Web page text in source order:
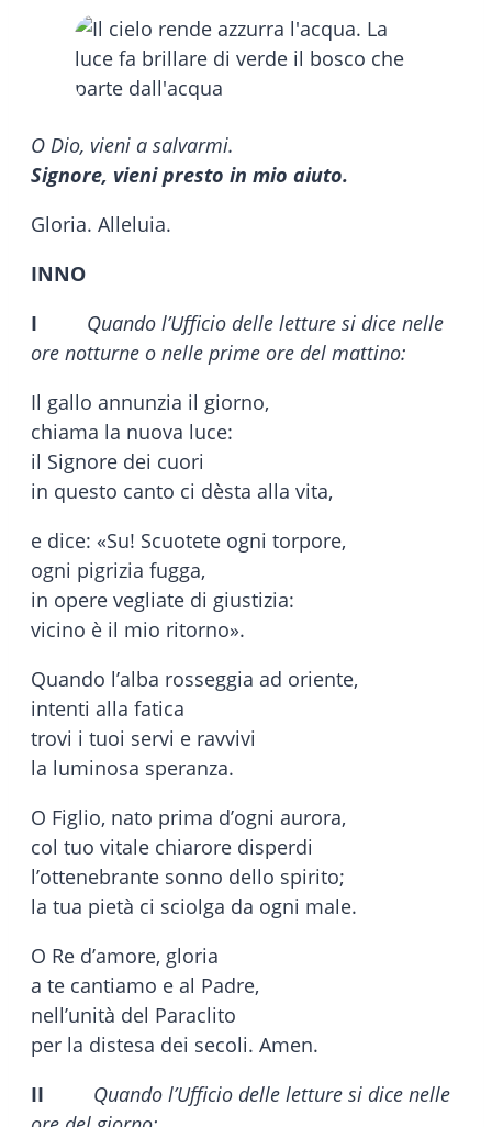
O Dio, vieni a salvarmi.
Signore, vieni presto in mio aiuto.
Gloria. Alleluia.
INNO
I
Quando l’Ufficio delle letture si dice nelle
ore notturne o nelle prime ore del mattino:
Il gallo annunzia il giorno,
chiama la nuova luce:
il Signore dei cuori
in questo canto ci dèsta alla vita,
e dice: «Su! Scuotete ogni torpore,
ogni pigrizia fugga,
in opere vegliate di giustizia:
vicino è il mio ritorno».
Quando l’alba rosseggia ad oriente,
intenti alla fatica
trovi i tuoi servi e ravvivi
la luminosa speranza.
O Figlio, nato prima d’ogni aurora,
col tuo vitale chiarore disperdi
l’ottenebrante sonno dello spirito;
la tua pietà ci sciolga da ogni male.
O Re d’amore, gloria
a te cantiamo e al Padre,
nell’unità del Paraclito
per la distesa dei secoli. Amen.
II
Quando l’Ufficio delle letture si dice nelle